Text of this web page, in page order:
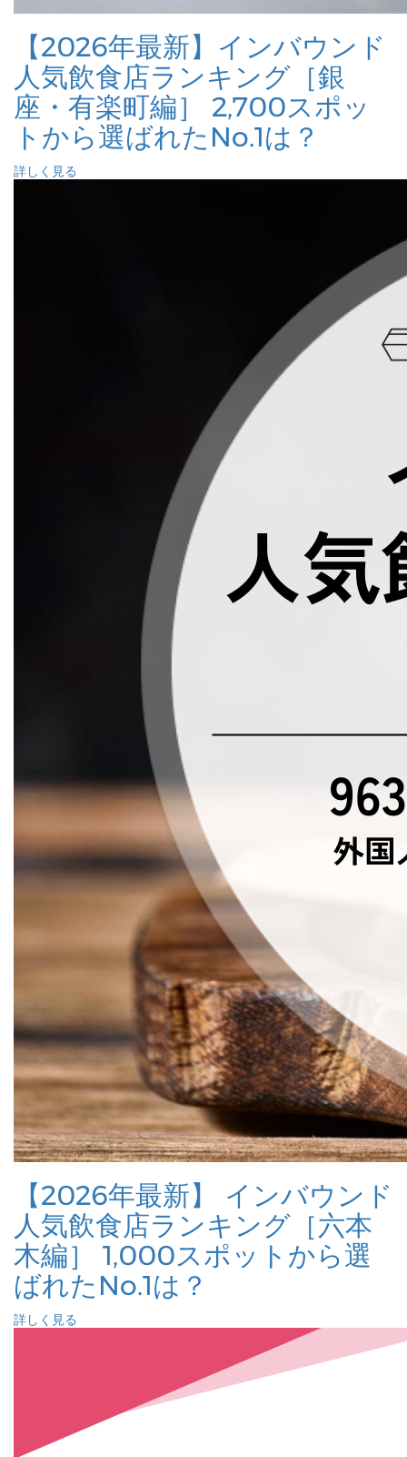
【2026年最新】インバウンド
人気飲食店ランキング［銀
座・有楽町編］ 2,700スポッ
トから選ばれたNo.1は？
詳しく見る
【2026年最新】 インバウンド
人気飲食店ランキング［六本
木編］ 1,000スポットから選
ばれたNo.1は？
詳しく見る